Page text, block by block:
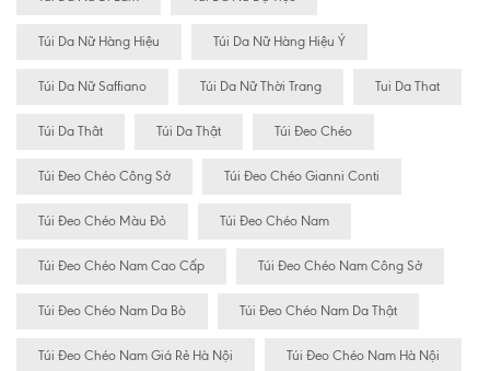
Túi Da Nữ Hàng Hiệu Túi Da Nữ Hàng Hiệu Ý
Túi Da Nữ Saffiano Túi Da Nữ Thời Trang Tui Da That
Túi Da Thât Túi Da Thật Túi Đeo Chéo
Túi Đeo Chéo Công Sở Túi Đeo Chéo Gianni Conti
Túi Đeo Chéo Màu Đỏ Túi Đeo Chéo Nam
Túi Đeo Chéo Nam Cao Cấp Túi Đeo Chéo Nam Công Sở
Túi Đeo Chéo Nam Da Bò Túi Đeo Chéo Nam Da Thật
Túi Đeo Chéo Nam Giá Rẻ Hà Nội Túi Đeo Chéo Nam Hà Nội